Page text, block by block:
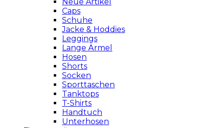
Caps
Schuhe
Jacke & Hoddies
Leggings
Lange Ärmel
Hosen
Shorts
Socken
Sporttaschen
Tanktops
T-Shirts
Handtuch
Unterhosen